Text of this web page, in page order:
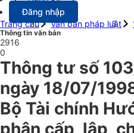
Đăng nhập
Trang chủ
Văn bản pháp luật
Thông tin văn bản
2916
0
Thông tư số
ngày 18/07/
Bộ Tài chính
phân cấp, lập,